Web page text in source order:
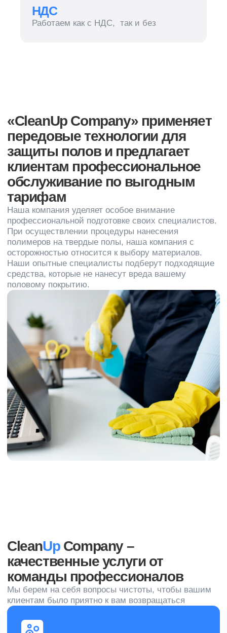
тарифам
Наша компания уделяет особое внимание
Clean UpCompany –
качественные услуги от
команды профессионалов
Мы берем на себя вопросы чистоты, чтобы вашим
клиентам было приятно к вам возвращаться
Профессиональные
чистящие средства
Используем защитные полимеры от ведущих
производителей средств для поддержания
чистоты, которые показывают наибольшую
эффективность применения
Квалифицированный
персонал
Нанесением полимеров и чисткой полов
занимаются исключительно обученные и
прошедшие длительную практику сотрудники